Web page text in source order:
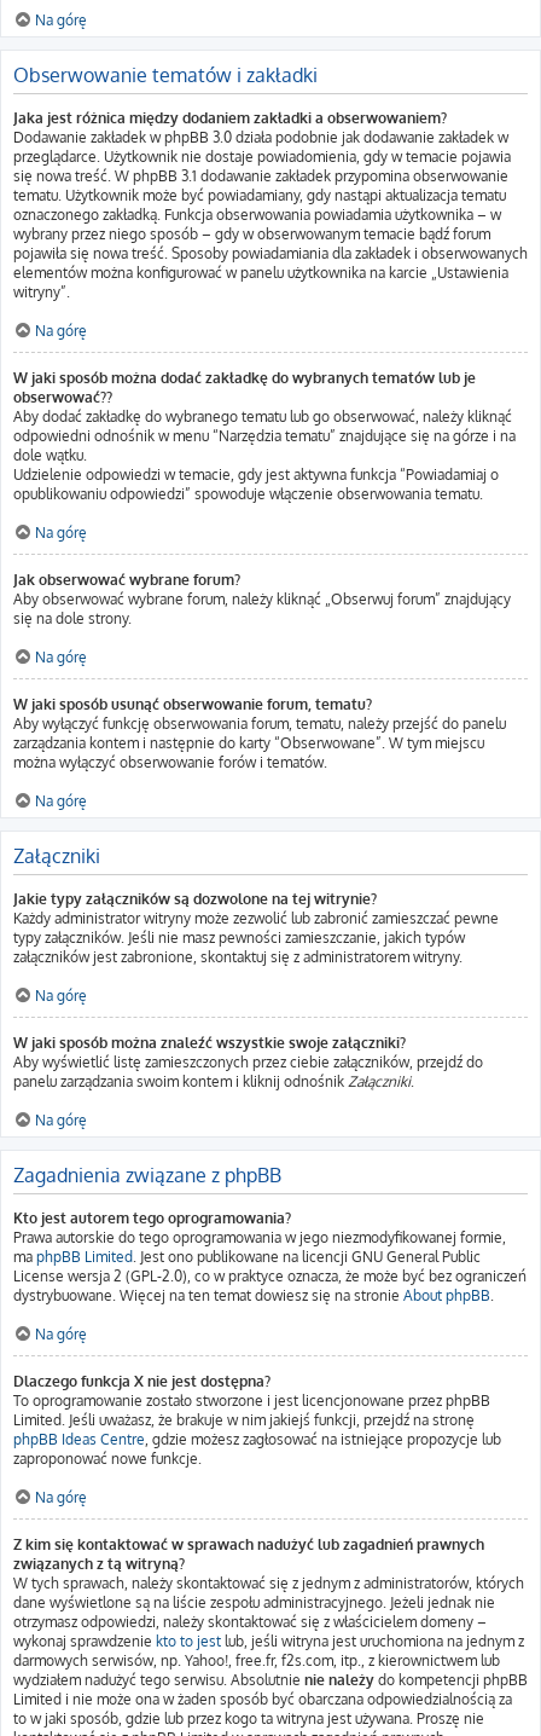
Na górę
Obserwowanie tematów i zakładki
Jaka jest różnica między dodaniem zakładki a obserwowaniem?
Dodawanie zakładek w phpBB 3.0 działa podobnie jak dodawanie zakładek w
przeglądarce. Użytkownik nie dostaje powiadomienia, gdy w temacie pojawia
się nowa treść. W phpBB 3.1 dodawanie zakładek przypomina obserwowanie
tematu. Użytkownik może być powiadamiany, gdy nastąpi aktualizacja tematu
oznaczonego zakładką. Funkcja obserwowania powiadamia użytkownika – w
wybrany przez niego sposób – gdy w obserwowanym temacie bądź forum
pojawiła się nowa treść. Sposoby powiadamiania dla zakładek i obserwowanych
elementów można konfigurować w panelu użytkownika na karcie „Ustawienia
witryny”.
Na górę
W jaki sposób można dodać zakładkę do wybranych tematów lub je
obserwować??
Aby dodać zakładkę do wybranego tematu lub go obserwować, należy kliknąć
odpowiedni odnośnik w menu “Narzędzia tematu” znajdujące się na górze i na
dole wątku.
Udzielenie odpowiedzi w temacie, gdy jest aktywna funkcja “Powiadamiaj o
opublikowaniu odpowiedzi” spowoduje włączenie obserwowania tematu.
Na górę
Jak obserwować wybrane forum?
Aby obserwować wybrane forum, należy kliknąć „Obserwuj forum” znajdujący
się na dole strony.
Na górę
W jaki sposób usunąć obserwowanie forum, tematu?
Aby wyłączyć funkcję obserwowania forum, tematu, należy przejść do panelu
zarządzania kontem i następnie do karty “Obserwowane”. W tym miejscu
można wyłączyć obserwowanie forów i tematów.
Na górę
Załączniki
Jakie typy załączników są dozwolone na tej witrynie?
Każdy administrator witryny może zezwolić lub zabronić zamieszczać pewne
typy załączników. Jeśli nie masz pewności zamieszczanie, jakich typów
załączników jest zabronione, skontaktuj się z administratorem witryny.
Na górę
W jaki sposób można znaleźć wszystkie swoje załączniki?
Aby wyświetlić listę zamieszczonych przez ciebie załączników, przejdź do
panelu zarządzania swoim kontem i kliknij odnośnik Załączniki.
Na górę
Zagadnienia związane z phpBB
Kto jest autorem tego oprogramowania?
Prawa autorskie do tego oprogramowania w jego niezmodyfikowanej formie,
ma phpBB Limited. Jest ono publikowane na licencji GNU General Public
License wersja 2 (GPL-2.0), co w praktyce oznacza, że może być bez ograniczeń
dystrybuowane. Więcej na ten temat dowiesz się na stronie About phpBB.
Na górę
Dlaczego funkcja X nie jest dostępna?
To oprogramowanie zostało stworzone i jest licencjonowane przez phpBB
Limited. Jeśli uważasz, że brakuje w nim jakiejś funkcji, przejdź na stronę
phpBB Ideas Centre, gdzie możesz zagłosować na istniejące propozycje lub
zaproponować nowe funkcje.
Na górę
Z kim się kontaktować w sprawach nadużyć lub zagadnień prawnych
związanych z tą witryną?
W tych sprawach, należy skontaktować się z jednym z administratorów, których
dane wyświetlone są na liście zespołu administracyjnego. Jeżeli jednak nie
otrzymasz odpowiedzi, należy skontaktować się z właścicielem domeny –
wykonaj sprawdzenie kto to jest lub, jeśli witryna jest uruchomiona na jednym z
darmowych serwisów, np. Yahoo!, free.fr, f2s.com, itp., z kierownictwem lub
wydziałem nadużyć tego serwisu. Absolutnie nie należy do kompetencji phpBB
Limited i nie może ona w żaden sposób być obarczana odpowiedzialnością za
to w jaki sposób, gdzie lub przez kogo ta witryna jest używana. Proszę nie